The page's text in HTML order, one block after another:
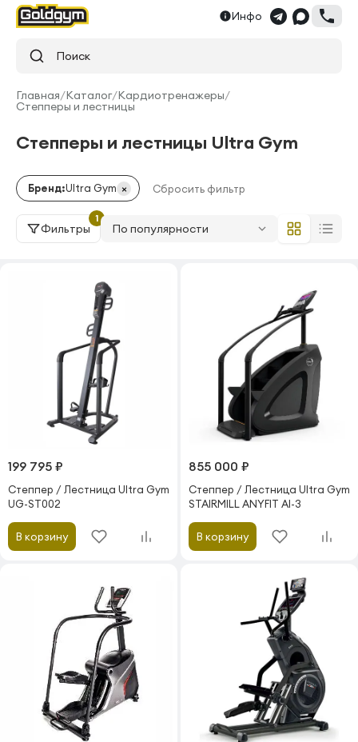
Инфо
Поиск
Главная/Каталог/Кардиотренажеры/
Степперы и лестницы
Степперы и лестницы Ultra Gym
Бренд:Ultra Gym × Сбросить фильтр
Фильтры
1
199 795 ₽
Степпер / Лестница Ultra Gym
UG-ST002
В корзину
855 000 ₽
Степпер / Лестница Ultra Gym
STAIRMILL ANYFIT AI-3
В корзину